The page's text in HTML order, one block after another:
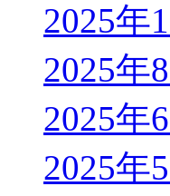
2025年
2025年
2025年
2025年